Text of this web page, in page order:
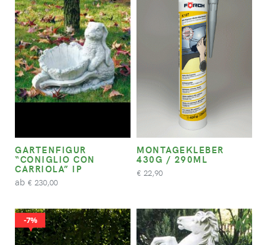
GARTENFIGUR
“CONIGLIO CON
CARRIOLA” IP
ab € 230,00
MONTAGEKLEBER
430G / 290ML
€ 22,90
7%